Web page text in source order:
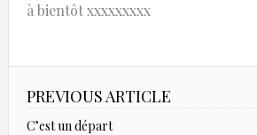
à bientôt xxxxxxxxx
PREVIOUS ARTICLE
C’est un départ